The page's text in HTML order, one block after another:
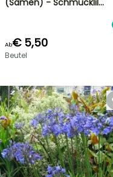
(Samen) - Schmucklil…
Ab€ 5,50
Beutel